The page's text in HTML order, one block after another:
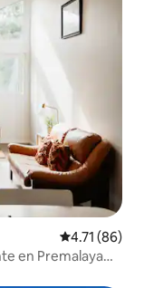
Calificación
4.71 (86)
en Premalaya